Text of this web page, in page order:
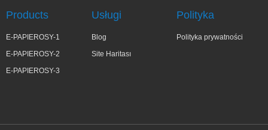
Products
E-PAPIEROSY-1
E-PAPIEROSY-2
E-PAPIEROSY-3
Usługi
Blog
Site Haritası
Polityka
Polityka prywatności